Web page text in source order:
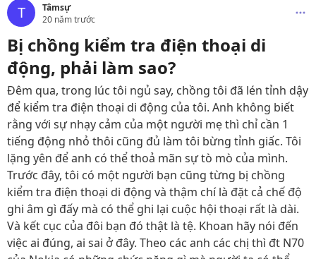
T
Tâmsự
20 năm trước
Bị chồng kiểm tra điện thoại di
động, phải làm sao?
Đêm qua, trong lúc tôi ngủ say, chồng tôi đã lén tỉnh dậy
để kiểm tra điện thoại di động của tôi. Anh không biết
rằng với sự nhạy cảm của một người mẹ thì chỉ cần 1
tiếng động nhỏ thôi cũng đủ làm tôi bừng tỉnh giấc. Tôi
lặng yên để anh có thể thoả mãn sự tò mò của mình.
Trước đây, tôi có một người bạn cũng từng bị chồng
kiểm tra điện thoại di động và thậm chí là đặt cả chế độ
ghi âm gì đấy mà có thể ghi lại cuộc hội thoại rất là dài.
Và kết cục của đôi bạn đó thật là tệ. Khoan hãy nói đến
việc ai đúng, ai sai ở đây. Theo các anh các chị thì đt N70